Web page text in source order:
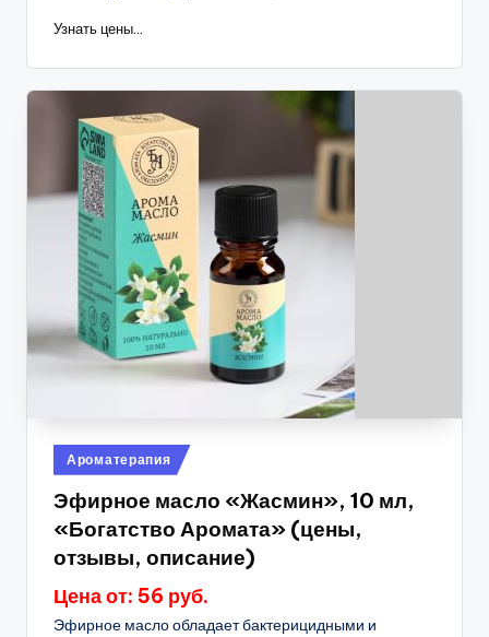
Узнать цены...
Опубликовано
в
Ароматерапия
Эфирное масло «Жасмин», 10 мл,
«Богатство Аромата» (цены,
отзывы, описание)
Цена от: 56 руб.
Эфирное масло обладает бактерицидными и